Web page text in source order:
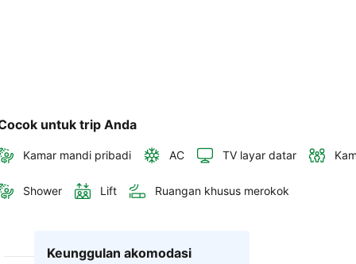
untuk trip Anda
Kamar mandi pribadi AC TV layar datar
Shower Lift Ruangan khusus merokok
Keunggulan akomodasi